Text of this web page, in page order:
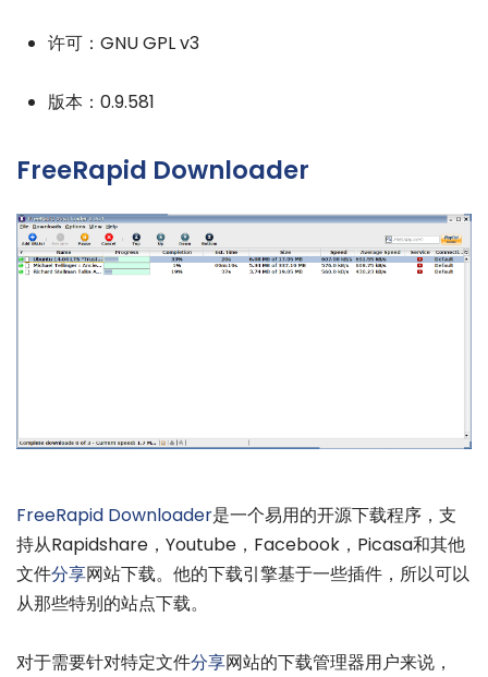
许可：GNU GPL v3
版本：0.9.581
FreeRapid Downloader
FreeRapid Downloader是一个易用的开源下载程序，支
持从Rapidshare，Youtube，Facebook，Picasa和其他
文件分享网站下载。他的下载引擎基于一些插件，所以可以
从那些特别的站点下载。
对于需要针对特定文件分享网站的下载管理器用户来说，